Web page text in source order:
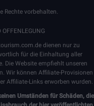
Rechte vorbehalten.
dienen nur zu
für die Einhaltung aller
Die Website empfiehlt unseren
Wir können Affiliate-Provisionen
Affiliate-Links erworben wurden.
Umständen für Schäden, die